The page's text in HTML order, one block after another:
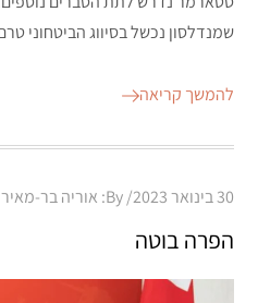
שמנדלסון נכשל בסיווג הביטחוני
להמשך קריאה
Posted
30 בינואר 2023 By: אוריה בר-מאיר
הפרה בוטה